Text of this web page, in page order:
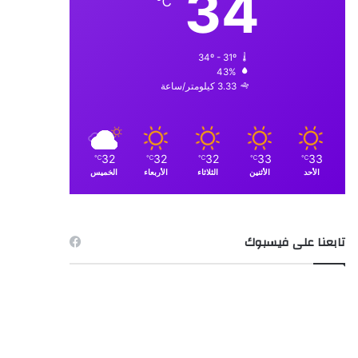
34º - 31º
43%
3.33 كيلومتر/ساعة
33
℃
الأحد
33
℃
الأثنين
32
℃
الثلاثاء
32
℃
الأربعاء
32
℃
الخميس
تابعنا على فيسبوك